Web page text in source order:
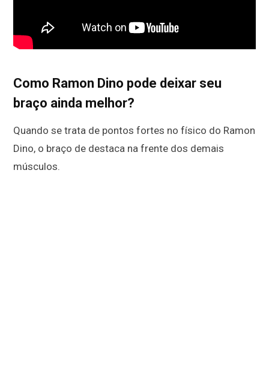
Como Ramon Dino pode deixar seu
braço ainda melhor?
Quando se trata de pontos fortes no físico do Ramon
Dino, o braço de destaca na frente dos demais
músculos.